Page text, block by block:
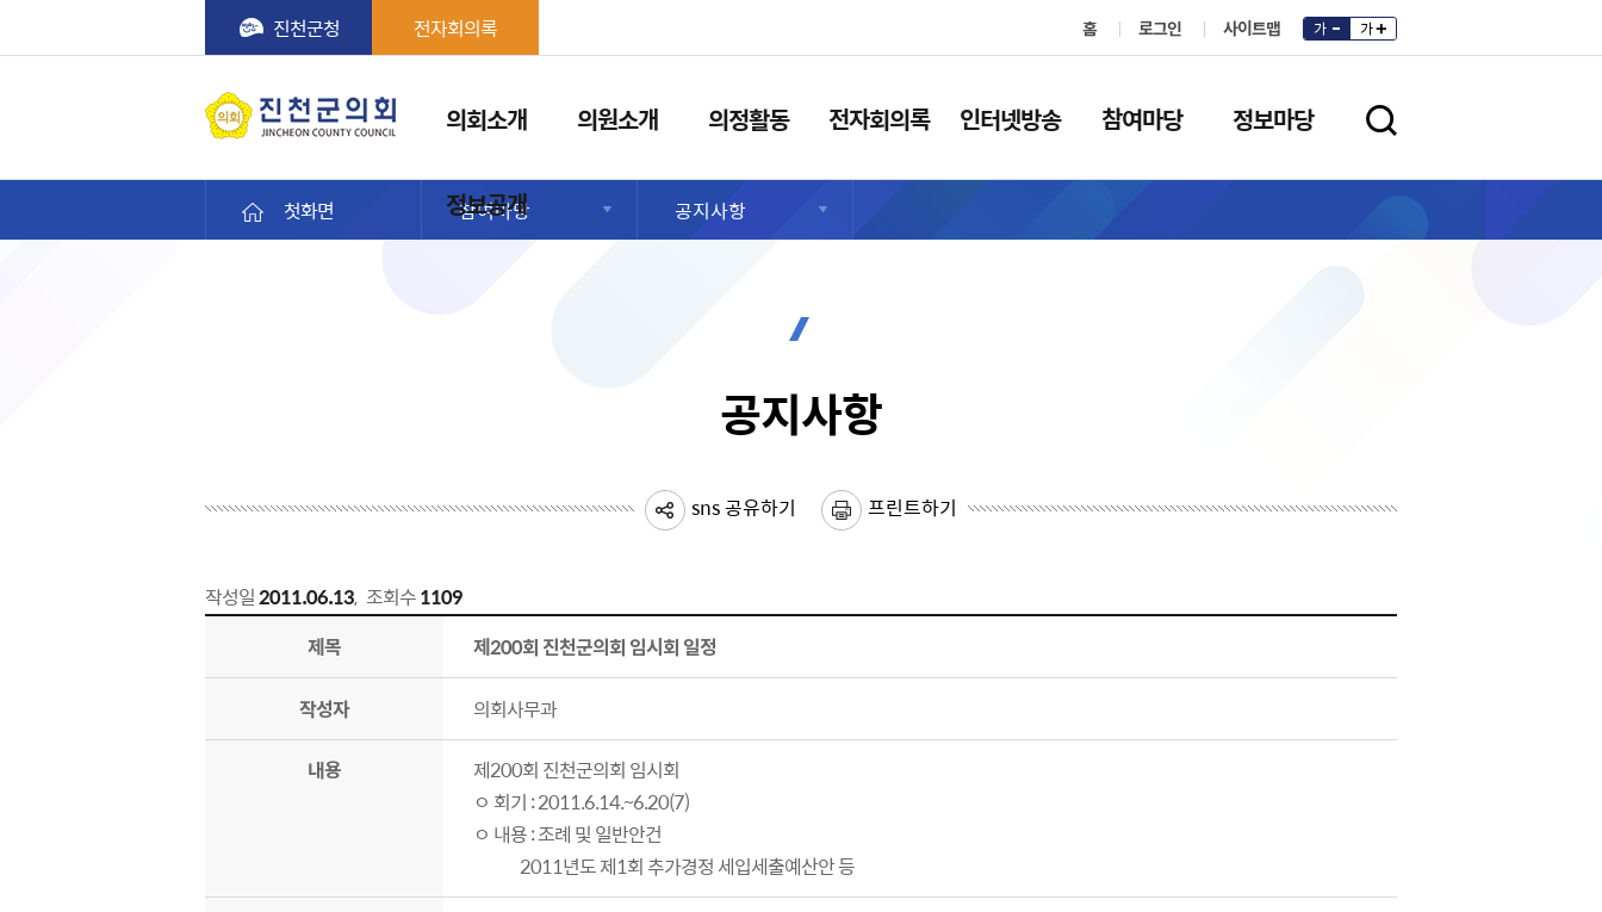
진천군의회
진천군청 전자회의록 홈 로그인 사이트맵 가 가
의회소개 의원소개 의정활동 전자회의록 인터넷방송 참여마당 정보마당
정보공개
검색영역 열기
첫화면 참여마당 공지사항
공지사항
sns 공유하기 프린트하기
작성일2011.06.13, 조회수1109
공지사항 상세보기 - 제목, 작성자, 내용, 파일 제공
제목 제200회 진천군의회 임시회 일정
작성자 의회사무과
내용
제200회 진천군의회 임시회
ㅇ 회기 : 2011.6.14.~6.20(7)
ㅇ 내용 : 조례 및 일반안건
2011년도 제1회 추가경정 세입세출예산안 등